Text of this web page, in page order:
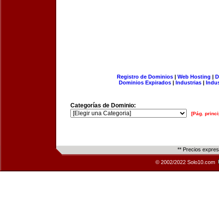
Registro de Dominios| Web Hosting |
Dominios Expirados | Industrias |
Categorías de Dominio:
[Pág.
** Precios
© 2002/2022 Solo10.com